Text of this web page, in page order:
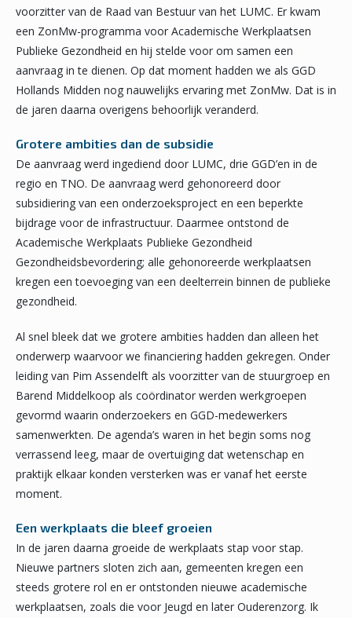
voorzitter van de Raad van Bestuur van het LUMC. Er kwam
een ZonMw-programma voor Academische Werkplaatsen
Publieke Gezondheid en hij stelde voor om samen een
aanvraag in te dienen. Op dat moment hadden we als GGD
Hollands Midden nog nauwelijks ervaring met ZonMw. Dat is in
de jaren daarna overigens behoorlijk veranderd.
Grotere ambities dan de subsidie
De aanvraag werd ingediend door LUMC, drie GGD’en in de
regio en TNO. De aanvraag werd gehonoreerd door
subsidiering van een onderzoeksproject en een beperkte
bijdrage voor de infrastructuur. Daarmee ontstond de
Academische Werkplaats Publieke Gezondheid
Gezondheidsbevordering; alle gehonoreerde werkplaatsen
kregen een toevoeging van een deelterrein binnen de publieke
gezondheid.
Al snel bleek dat we grotere ambities hadden dan alleen het
onderwerp waarvoor we financiering hadden gekregen. Onder
leiding van Pim Assendelft als voorzitter van de stuurgroep en
Barend Middelkoop als coördinator werden werkgroepen
gevormd waarin onderzoekers en GGD-medewerkers
samenwerkten. De agenda’s waren in het begin soms nog
verrassend leeg, maar de overtuiging dat wetenschap en
praktijk elkaar konden versterken was er vanaf het eerste
moment.
Een werkplaats die bleef groeien
In de jaren daarna groeide de werkplaats stap voor stap.
Nieuwe partners sloten zich aan, gemeenten kregen een
steeds grotere rol en er ontstonden nieuwe academische
werkplaatsen, zoals die voor Jeugd en later Ouderenzorg. Ik